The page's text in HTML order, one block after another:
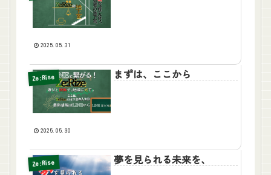
2025.05.31
Ze:Rise まずは、ここから
2025.05.30
Ze:Rise 夢を見られる未来を、